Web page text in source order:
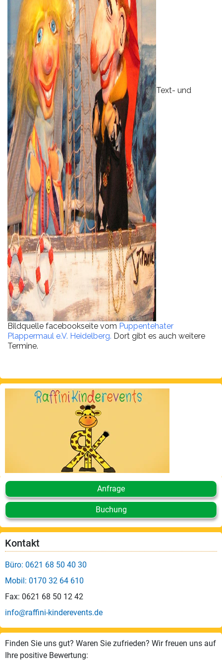
Text- und
Bildquelle facebookseite vom Puppentehater
Plappermaul e.V. Heidelberg. Dort gibt es auch weitere
Termine.
Anfrage
Buchung
Kontakt
Büro: 0621 68 50 40 30
Mobil: 0170 32 64 610
Fax: 0621 68 50 12 42
info@raffini-kinderevents.de
Finden Sie uns gut? Waren Sie zufrieden? Wir freuen uns auf
Ihre positive Bewertung: